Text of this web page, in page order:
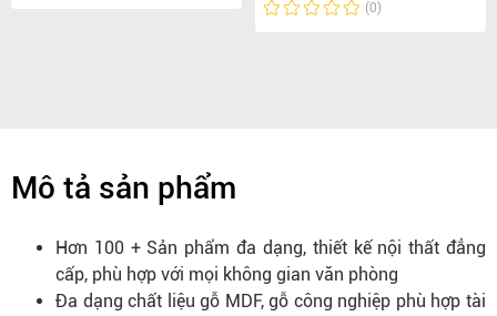
(0)
Mô tả sản phẩm
Hơn 100 + Sản phẩm đa dạng, thiết kế nội thất đẳng
cấp, phù hợp với mọi không gian văn phòng
Đa dạng chất liệu gỗ MDF, gỗ công nghiệp phù hợp tài